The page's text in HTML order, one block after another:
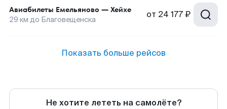
Авиабилеты Емельяново — Хейхе
29 км до Благовещенска от 24 177 ₽
Показать больше рейсов
Не хотите лететь на самолёте?